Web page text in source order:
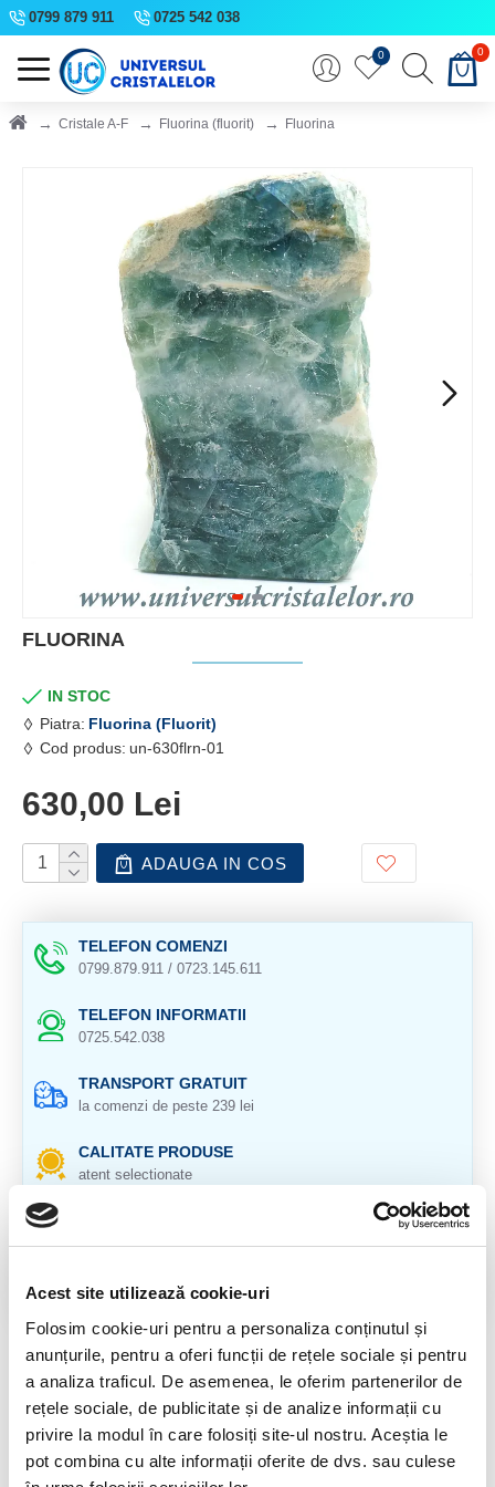
Acest site utilizează cookie-uri
Folosim cookie-uri pentru a personaliza conținutul și
anunțurile, pentru a oferi funcții de rețele sociale și pentru
a analiza traficul. De asemenea, le oferim partenerilor de
rețele sociale, de publicitate și de analize informații cu
privire la modul în care folosiți site-ul nostru. Aceștia le
pot combina cu alte informații oferite de dvs. sau culese
0799 879 911 0725 542 038
0 0
Cristale A-F Fluorina (fluorit) Fluorina
FLUORINA
IN STOC
Piatra: Fluorina (Fluorit)
Cod produs: un-630flrn-01
630,00 Lei
ADAUGA IN COS
TELEFON COMENZI
0799.879.911 / 0723.145.611
TELEFON INFORMATII
0725.542.038
TRANSPORT GRATUIT
la comenzi de peste 239 lei
CALITATE PRODUSE
atent selectionate
in 14 zile si banii inapoi
GARANTIE PRODUSE
DESCRIERE PRODUS
Cristal, unicat, natural 100%.
Veti primi produsul din imagine.